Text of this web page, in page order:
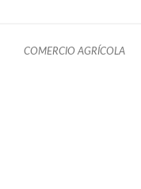
COMERCIO AGRÍCOLA